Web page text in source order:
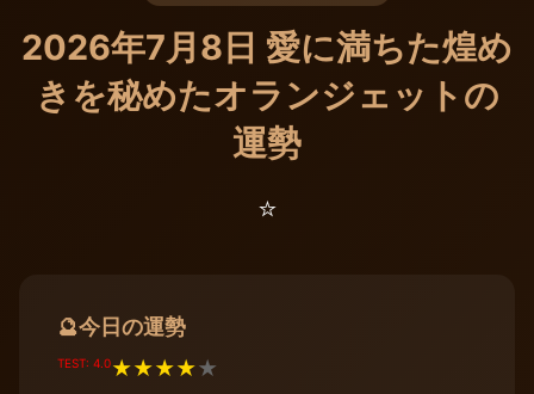
2026年7月8日 愛に満ちた煌め
きを秘めたオランジェットの
運勢
⭐️
🔮今日の運勢
TEST: 4.0★★★★★